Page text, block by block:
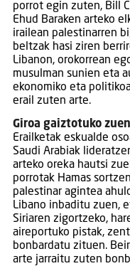
porrot egin zuten, Bill
Ehud Baraken arteko
irailean palestinarren
beltzak hasi ziren
Libanon, orokorrean
musulman sunien eta
ekonomiko eta
erail zuten arte.
Giroa gaiztotuko
Erailketak eskualde
Saudi Arabiak
arteko oreka hautsi
porrotak Hamas
palestinar agintea
Libano inbaditu zuen,
Siriaren zigortzeko,
aireportuko pistak,
bonbardatu zituen.
arte jarraitu zuten